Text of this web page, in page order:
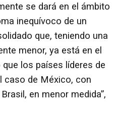
se dará en el ámbito
inequívoco de un
que, teniendo una
menor, ya está en el
los países líderes de
caso de México, con
en menor medida”,